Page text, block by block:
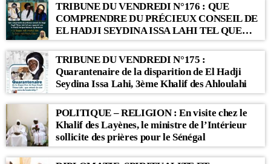
TRIBUNE DU VENDREDI N°176 : QUE
COMPRENDRE DU PRÉCIEUX CONSEIL DE
EL HADJI SEYDINA ISSA LAHI TEL QUE
RAPPORTÉ PAR LE KHALIF SERIGNE
BABACAR SY MANSOUR : « Li Baax Matul
Kër, Li Bon Matul Kër »
TRIBUNE DU VENDREDI N°175 :
Quarantenaire de la disparition de El Hadji
Seydina Issa Lahi, 3ème Khalif des Ahloulahi
POLITIQUE – RELIGION : En visite chez le
Khalif des Layènes, le ministre de l’Intérieur
sollicite des prières pour le Sénégal